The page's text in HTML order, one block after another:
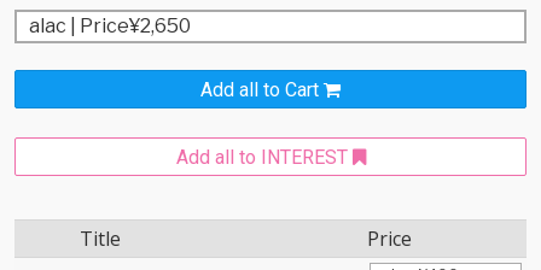
Add all to Cart
Add all to INTEREST
Title Price